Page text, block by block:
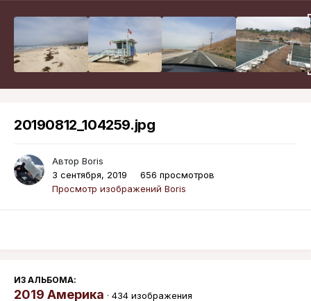
20190812_104259.jpg
Автор Boris
3 сентября, 2019
656 просмотров
Просмотр изображений Boris
ИЗ АЛЬБОМА:
2019 Америка · 434 изображения